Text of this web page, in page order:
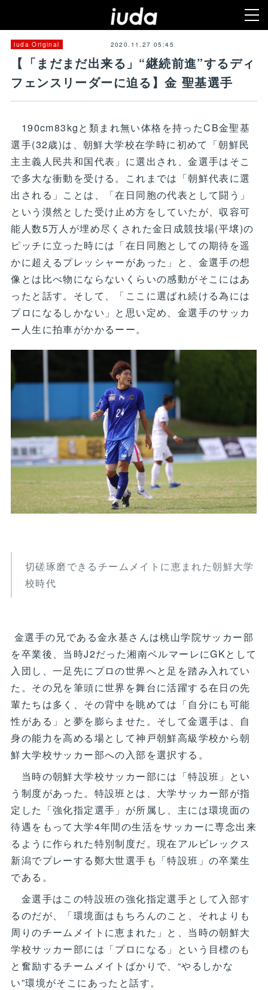
iuda Original 2020.11.27 05:45
【「まだまだ出来る」“継続前進”するディ
フェンスリーダーに迫る】金 聖基選手
190cm83kgと類まれ無い体格を持ったCB金聖基
選手(32歳)は、朝鮮大学校在学時に初めて「朝鮮民
主主義人民共和国代表」に選出され、金選手はそこ
で多大な衝動を受ける。これまでは「朝鮮代表に選
出される」ことは、「在日同胞の代表として闘う」
という漠然とした受け止め方をしていたが、収容可
能人数5万人が埋め尽くされた金日成競技場(平壌)の
ピッチに立った時には「在日同胞としての期待を遥
かに超えるプレッシャーがあった」と、金選手の想
像とは比べ物にならないくらいの感動がそこにはあ
ったと話す。そして、「ここに選ばれ続ける為には
プロになるしかない」と思い定め、金選手のサッカ
ー人生に拍車がかかるーー。
切磋琢磨できるチームメイトに恵まれた朝鮮大学
校時代
金選手の兄である金永基さんは桃山学院サッカー部
を卒業後、当時J2だった湘南ベルマーレにGKとして
入団し、一足先にプロの世界へと足を踏み入れてい
た。その兄を筆頭に世界を舞台に活躍する在日の先
輩たちは多く、その背中を眺めては「自分にも可能
性がある」と夢を膨らませた。そして金選手は、自
身の能力を高める場として神戸朝鮮高級学校から朝
鮮大学校サッカー部への入部を選択する。
当時の朝鮮大学校サッカー部には「特設班」とい
う制度があった。特設班とは、大学サッカー部が指
定した「強化指定選手」が所属し、主には環境面の
待遇をもって大学4年間の生活をサッカーに専念出来
るように作られた特別制度だ。現在アルビレックス
新潟でプレーする鄭大世選手も「特設班」の卒業生
である。
金選手はこの特設班の強化指定選手として入部す
るのだが、「環境面はもちろんのこと、それよりも
周りのチームメイトに恵まれた」と、当時の朝鮮大
学校サッカー部には「プロになる」という目標のも
と奮励するチームメイトばかりで、“やるしかな
い”環境がそこにあったと話す。